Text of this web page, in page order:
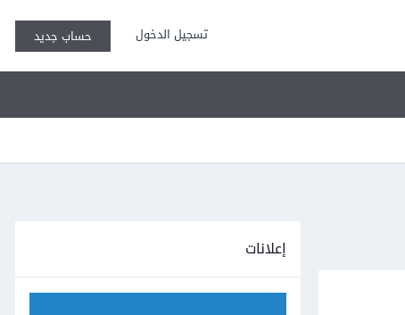
تسجيل الدخول حساب جديد
إعلانات